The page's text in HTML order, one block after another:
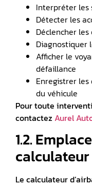
Interpréter les
Détecter les
Déclencher
Diagnostiquer
Afficher le
défaillance
Enregistrer les
du véhicule
Pour toute
contactezAurel
1.2.
Le calculateur